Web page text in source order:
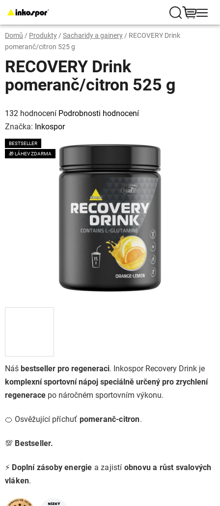
na
obsah
Hledat
Domů / Produkty/ Sacharidy a gainery/ RECOVERY Drink
pomeranč/citron 525 g
Náš bestseller pro regeneraci. Inkospor Recovery Drink je
komplexní sportovní nápoj speciálně určený pro zrychlení
regenerace po náročném sportovním výkonu.
🍊 Osvěžující příchuť pomeranč-citron.
💯 Bestseller.
⚡️ Doplní zásoby energie a zajistí obnovu a růst svalových
vláken.
RECOVERY Drink
pomeranč/citron 525 g
hodnocení
produktu
je
4,9
z
5
hvězdiček.
132 hodnocení Podrobnosti hodnocení
Značka: Inkospor
BESTSELLER
🎁 LÁHEV ZDARMA